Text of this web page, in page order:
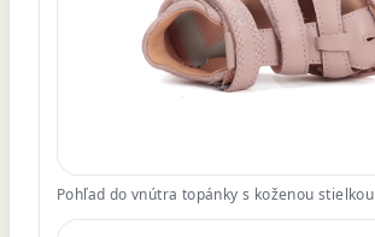
Pohľad do vnútra topánky s koženou stielkou